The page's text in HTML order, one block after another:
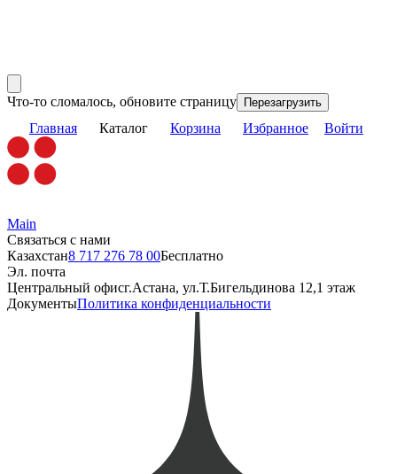
Что-то сломалось, обновите страницу Перезагрузить
Главная Каталог Корзина Избранное Войти
Main
Связаться с нами
Казахстан8 717 276 78 00Бесплатно
Эл. почта
Центральный офисг.Астана, ул.Т.Бигельдинова 12,1 этаж
ДокументыПолитика конфиденциальности